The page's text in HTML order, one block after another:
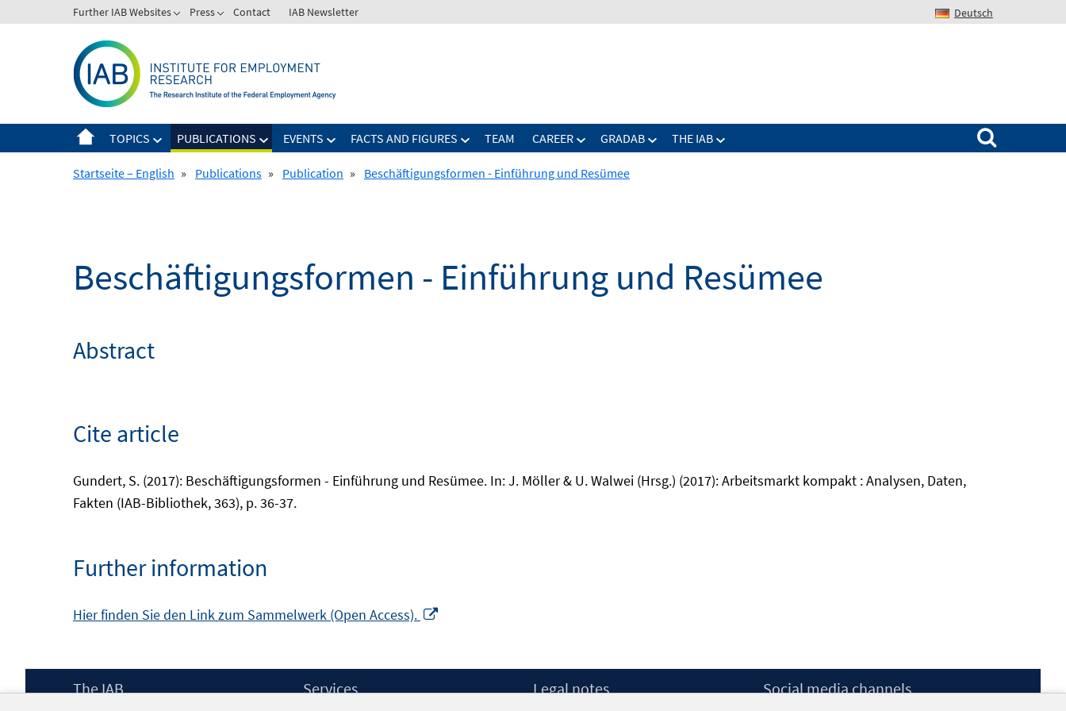
to
Further IAB Websites Press Contact IAB Newsletter Deutsch
TOPICS PUBLICATIONS EVENTS FACTS AND FIGURES TEAM CAREER GRADAB THE IAB
Search for:
Startseite – English » Publications » Publication » Beschäftigungsformen - Einführung und Resümee
Beschäftigungsformen - Einführung und Resümee
Abstract
Cite article
Gundert, S. (2017): Beschäftigungsformen - Einführung und Resümee. In: J. Möller & U. Walwei (Hrsg.) (2017): Arbeitsmarkt kompakt : Analysen, Daten,
Fakten (IAB-Bibliothek, 363), p. 36-37.
Further information
Hier finden Sie den Link zum Sammelwerk (Open Access).
Footer
The IAB Services Legal notes Social media channels